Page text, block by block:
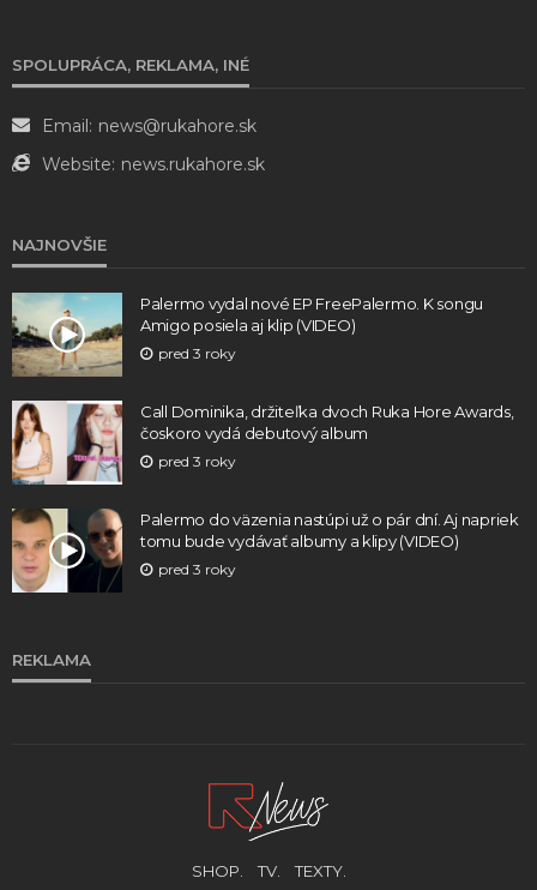
SPOLUPRÁCA, REKLAMA, INÉ
Email: news@rukahore.sk
Website: news.rukahore.sk
NAJNOVŠIE
Palermo vydal nové EP FreePalermo. K songu
Amigo posiela aj klip (VIDEO)
pred 3 roky
Call Dominika, držiteľka dvoch Ruka Hore Awards,
čoskoro vydá debutový album
pred 3 roky
Palermo do väzenia nastúpi už o pár dní. Aj napriek
tomu bude vydávať albumy a klipy (VIDEO)
pred 3 roky
REKLAMA
SHOP. TV. TEXTY.